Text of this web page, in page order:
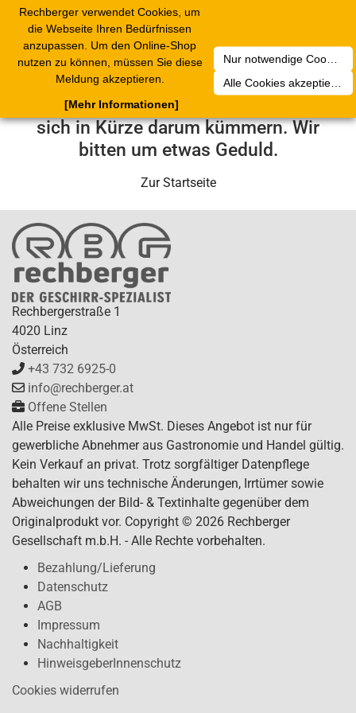
Rechberger verwendet Cookies, um
die Webseite Ihren Bedürfnissen
anzupassen. Um den Online-Shop
nutzen zu können, müssen Sie diese
Meldung akzeptieren.
Nur notwendige Cookies akzeptieren
Alle Cookies akzeptieren
[Mehr Informationen]
Leider ist ein technischer Fehler
aufgetreten. Unser Service-Team wird
sich in Kürze darum kümmern. Wir
bitten um etwas Geduld.
Zur Startseite
Rechbergerstraße 1
4020 Linz
Österreich
+43 732 6925-0
info@rechberger.at
Offene Stellen
Alle Preise exklusive MwSt. Dieses Angebot ist nur für
gewerbliche Abnehmer aus Gastronomie und Handel gültig.
Kein Verkauf an privat. Trotz sorgfältiger Datenpflege
behalten wir uns technische Änderungen, Irrtümer sowie
Abweichungen der Bild- & Textinhalte gegenüber dem
Originalprodukt vor. Copyright © 2026 Rechberger
Gesellschaft m.b.H. - Alle Rechte vorbehalten.
Bezahlung/Lieferung
Datenschutz
AGB
Impressum
Nachhaltigkeit
HinweisgeberInnenschutz
Cookies widerrufen